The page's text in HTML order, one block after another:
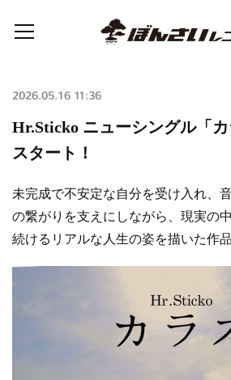
2026.05.16 11:36
Hr.Sticko ニューシングル「
スタート！
未完成で不安定な自分を受け入れ、
の繋がりを支えにしながら、現実の
続けるリアルな人生の姿を描いた作品